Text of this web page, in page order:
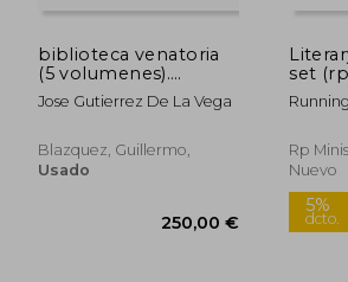
biblioteca venatoria
(5 volumenes).
ediciones atlas
Jose Gutierrez De La Vega
Blazquez, Guillermo,
Usado
set
Inglés)
Rp
Nuevo